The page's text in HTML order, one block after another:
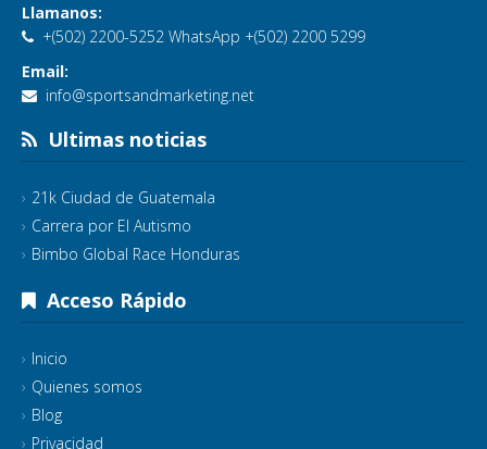
Llamanos:
+(502) 2200-5252 WhatsApp +(502) 2200 5299
Email:
info@sportsandmarketing.net
Ultimas noticias
21k Ciudad de Guatemala
Carrera por El Autismo
Bimbo Global Race Honduras
Acceso Rápido
Inicio
Quienes somos
Blog
Privacidad